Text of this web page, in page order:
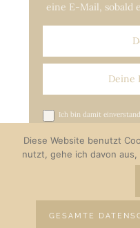
eine E-Mail, sobald
Ich bin damit
Diese Website benutzt
nutzt, gehe ich davon
GESAMTE